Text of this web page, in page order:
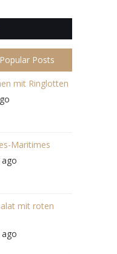
Popular Posts
mit Ringlotten
Maritimes
mit roten